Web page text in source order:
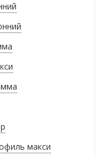
макси